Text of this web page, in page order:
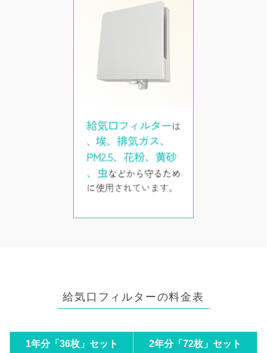
給気口フィルターの料金表
1年分「36枚」セット 2年分「72枚」セット